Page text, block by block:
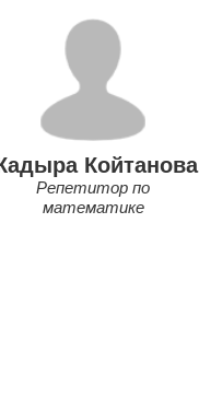
Койтанова
Репетитор по
математике